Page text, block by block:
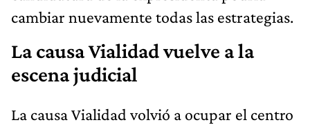
cambiar nuevamente todas las estrategias.
La causa Vialidad vuelve a la
escena judicial
La causa Vialidad volvió a ocupar el centro